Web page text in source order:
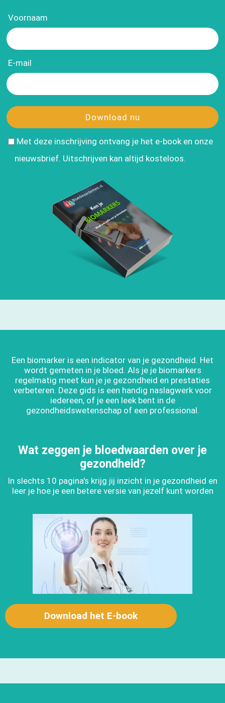
Voornaam
E-mail
Download nu
Met deze inschrijving ontvang je het e-book en onze
nieuwsbrief. Uitschrijven kan altijd kosteloos.
Een biomarker is een indicator van je gezondheid. Het
wordt gemeten in je bloed. Als je je biomarkers
regelmatig meet kun je je gezondheid en prestaties
verbeteren. Deze gids is een handig naslagwerk voor
iedereen, of je een leek bent in de
gezondheidswetenschap of een professional.
Wat zeggen je bloedwaarden over je
gezondheid?
In slechts 10 pagina's krijg jij inzicht in je gezondheid en
leer je hoe je een betere versie van jezelf kunt worden
Download het E-book